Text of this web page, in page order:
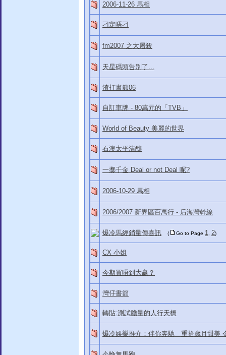
2006-11-26 馬相
刁定唔刁
fm2007 之大屠殺
天星碼頭告別了...
渣打書節06
自訂車牌 - 80萬元的「TVB」
World of Beauty 美麗的世界
石澳太平清醮
一擲千金 Deal or not Deal 呢?
2006-10-29 馬相
2006/2007 新界區百萬行 - 后海灣幹線
爆冷馬經銷量傳喜訊 ( Go to Page 1 2)
CX 小姐
今期買唔到大贏？
灣仔書節
轉貼:測試膽量的人行天橋
爆冷娛樂推介：伴你奔馳 重拾歲月甜美